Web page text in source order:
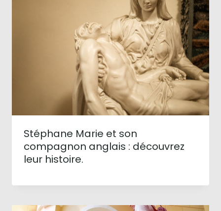
Stéphane Marie et son
compagnon anglais : découvrez
leur histoire.